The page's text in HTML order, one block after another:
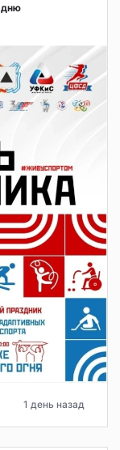
дню
1 день назад